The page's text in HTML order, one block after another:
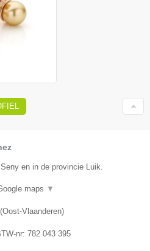
en in de provincie Luik.
maps ▼
(Oost-Vlaanderen)
nr: 782 043 395